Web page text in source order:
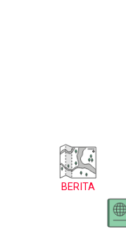
BERITA